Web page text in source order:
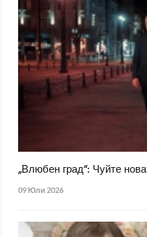
„Влюбен град“: Чуйте
09 Юли 2026